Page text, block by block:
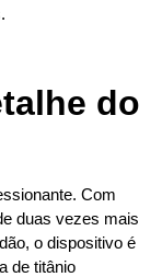
do
Com
duas vezes mais
o dispositivo é
de titânio